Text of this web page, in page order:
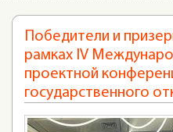
Победители и
рамках IV
проектной
государственного